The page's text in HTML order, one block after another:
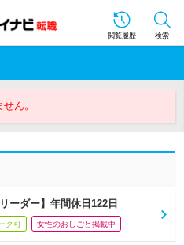
閲覧履歴 検索
ん。
ーダー】年間休日122日
ク可 女性のおしごと掲載中